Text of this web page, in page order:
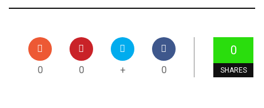
0
SHARES
0
+
0
0